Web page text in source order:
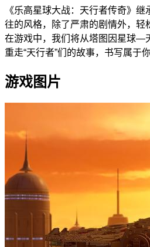
《乐高星球大战：天行者传奇》继
往的风格，除了严肃的剧情外，轻
在游戏中，我们将从塔图因星球—
重走“天行者”们的故事，书写属于
游戏图片